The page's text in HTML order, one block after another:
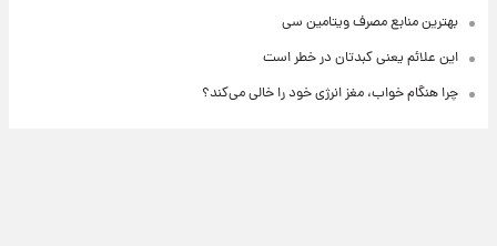
منابع مصرف ویتامین سی
علائم یعنی کبدتان در خطر است
هنگام خواب، مغز انرژی خود را خالی می‌کند؟